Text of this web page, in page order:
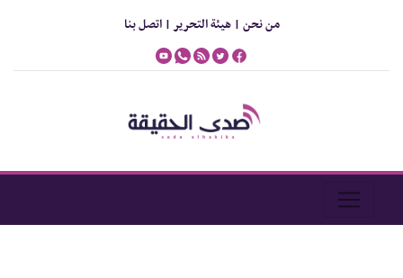
من نحن |هيئة التحرير |اتصل بنا